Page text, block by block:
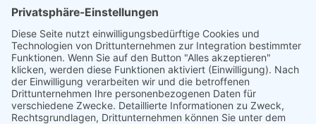
„Staubsches Haus“
Untere Sandstraße 30
96049 Bamberg